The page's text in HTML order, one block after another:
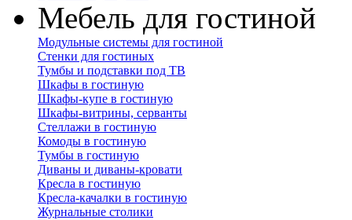
Мебель для гостиной
Модульные системы для гостиной
Стенки для гостиных
Тумбы и подставки под ТВ
Шкафы в гостиную
Шкафы-купе в гостиную
Шкафы-витрины, серванты
Стеллажи в гостиную
Комоды в гостиную
Тумбы в гостиную
Диваны и диваны-кровати
Кресла в гостиную
Кресла-качалки в гостиную
Журнальные столики